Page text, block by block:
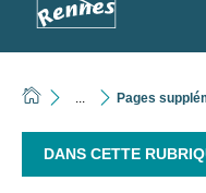
Pages
DANS CETTE